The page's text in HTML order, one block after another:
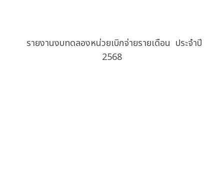
รายงานงบทดลองหน่วยเบิกจ่ายรายเดือน ประจำปี
2568